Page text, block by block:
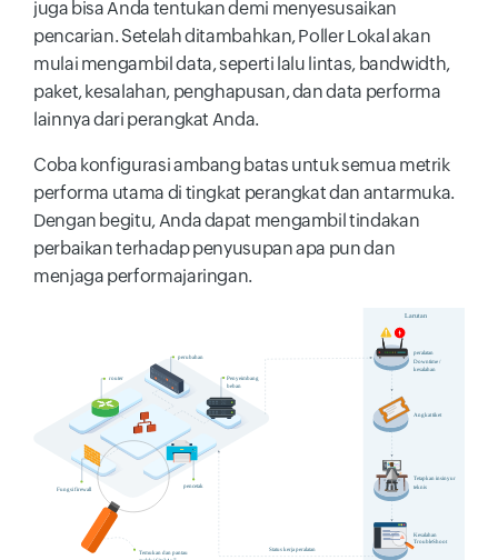
juga bisa Anda tentukan demi menyesusaikan
pencarian. Setelah ditambahkan, Poller Lokal akan
mulai mengambil data, seperti lalu lintas, bandwidth,
paket, kesalahan, penghapusan, dan data performa
lainnya dari perangkat Anda.
Coba konfigurasi ambang batas untuk semua metrik
performa utama di tingkat perangkat dan antarmuka.
Dengan begitu, Anda dapat mengambil tindakan
perbaikan terhadap penyusupan apa pun dan
menjaga performajaringan.